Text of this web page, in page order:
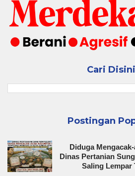
Cari Disini
Postingan
Diduga
Dinas Pertanian
Saling Lempar